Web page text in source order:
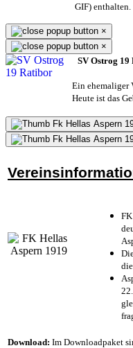
GIF) enthalten.
×
×
SV Ostrog
Ein ehemaliger
Heute ist das
Download: Im Downloadpaket